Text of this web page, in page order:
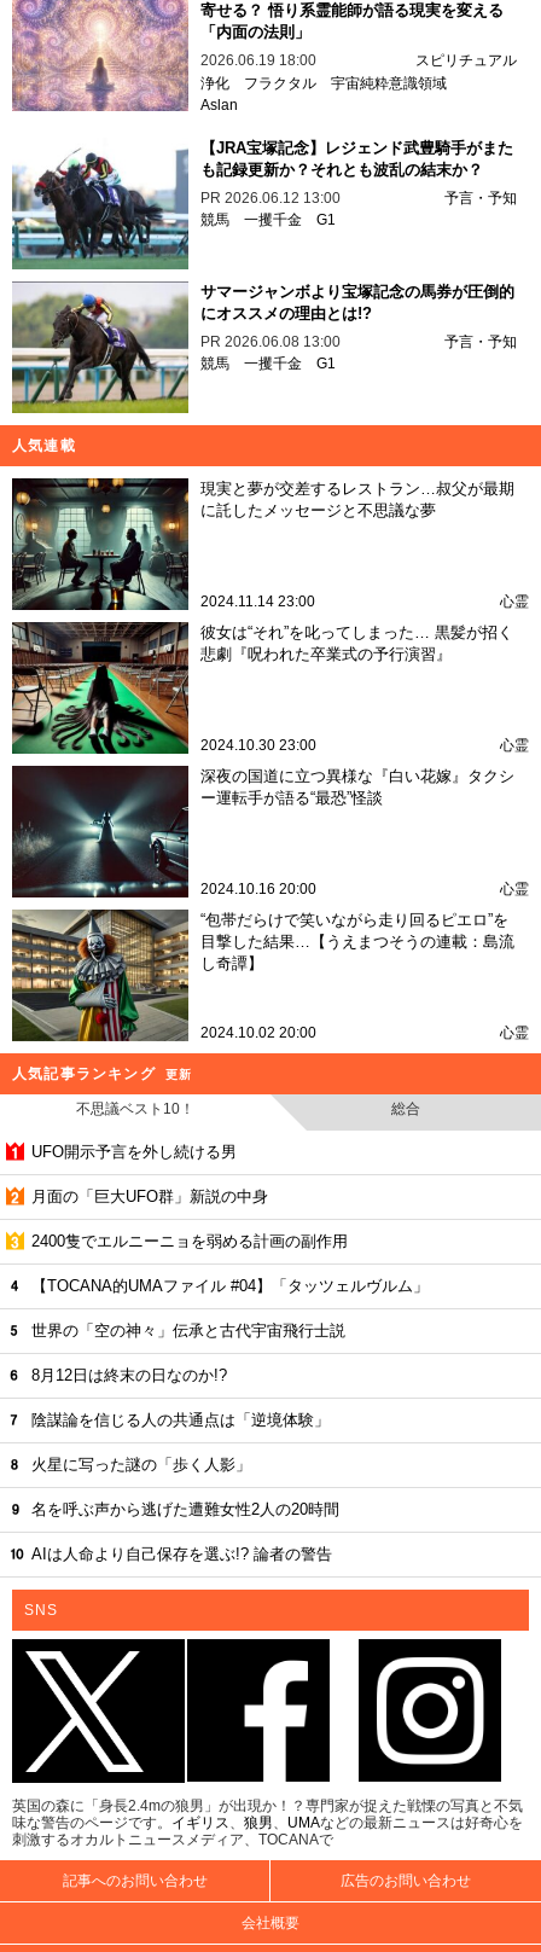
寄せる？ 悟り系霊能師が語る現実を変える
「内面の法則」
2026.06.19 18:00
スピリチュアル
浄化
フラクタル 宇宙純粋意識領域
Aslan
【JRA宝塚記念】レジェンド武豊騎手がまた
も記録更新か？それとも波乱の結末か？
PR 2026.06.12 13:00
予言・予知
競馬 一攫千金 G1
サマージャンボより宝塚記念の馬券が圧倒的
にオススメの理由とは!?
PR 2026.06.08 13:00
予言・予知
競馬 一攫千金 G1
人気連載
現実と夢が交差するレストラン…叔父が最期
に託したメッセージと不思議な夢
2024.11.14 23:00 心霊
彼女は“それ”を叱ってしまった… 黒髪が招く
悲劇『呪われた卒業式の予行演習』
2024.10.30 23:00 心霊
深夜の国道に立つ異様な『白い花嫁』タクシ
ー運転手が語る“最恐”怪談
2024.10.16 20:00 心霊
“包帯だらけで笑いながら走り回るピエロ”を
目撃した結果…【うえまつそうの連載：島流
し奇譚】
2024.10.02 20:00 心霊
人気記事ランキング 更新
不思議ベスト10！ 総合
UFO開示予言を外し続ける男
月面の「巨大UFO群」新説の中身
2400隻でエルニーニョを弱める計画の副作用
【TOCANA的UMAファイル #04】「タッツェルヴルム」
世界の「空の神々」伝承と古代宇宙飛行士説
8月12日は終末の日なのか!?
陰謀論を信じる人の共通点は「逆境体験」
火星に写った謎の「歩く人影」
名を呼ぶ声から逃げた遭難女性2人の20時間
AIは人命より自己保存を選ぶ!? 論者の警告
SNS
英国の森に「身長2.4mの狼男」が出現か！？専門家が捉えた戦慄の写真と不気
味な警告のページです。 イギリス、 狼男、 UMAなどの最新ニュースは好奇心を
刺激するオカルトニュースメディア、TOCANAで
記事へのお問い合わせ 広告のお問い合わせ
会社概要